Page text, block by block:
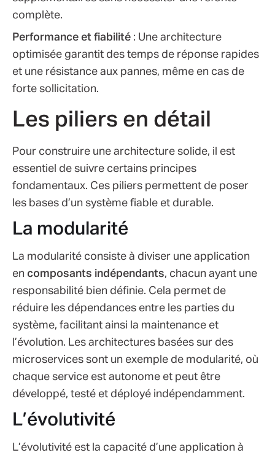
complète.
Performance et fiabilité : Une architecture
optimisée garantit des temps de réponse rapides
et une résistance aux pannes, même en cas de
forte sollicitation.
Les piliers en détail
Pour construire une architecture solide, il est
essentiel de suivre certains principes
fondamentaux. Ces piliers permettent de poser
les bases d’un système fiable et durable.
La modularité
La modularité consiste à diviser une application
en composants indépendants, chacun ayant une
responsabilité bien définie. Cela permet de
réduire les dépendances entre les parties du
système, facilitant ainsi la maintenance et
l’évolution. Les architectures basées sur des
microservices sont un exemple de modularité, où
chaque service est autonome et peut être
développé, testé et déployé indépendamment.
L’évolutivité
L’évolutivité est la capacité d’une application à